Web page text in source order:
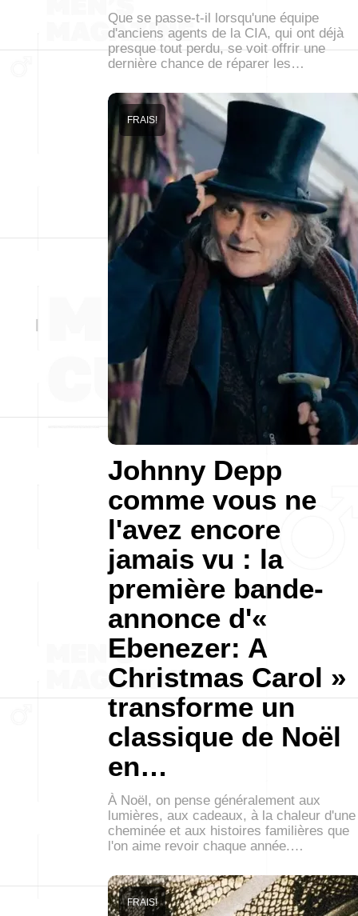
Que se passe-t-il lorsqu'une équipe
d'anciens agents de la CIA, qui ont déjà
presque tout perdu, se voit offrir une
dernière chance de réparer les…
Johnny Depp
comme vous ne
l'avez encore
jamais vu : la
première bande-
annonce d'«
Ebenezer: A
Christmas Carol »
transforme un
classique de Noël
en…
FRAIS!
À Noël, on pense généralement aux
lumières, aux cadeaux, à la chaleur d'une
cheminée et aux histoires familières que
l'on aime revoir chaque année.…
FRAIS!